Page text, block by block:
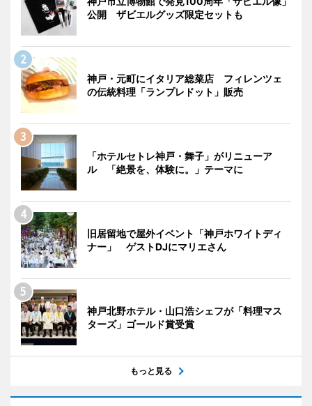
公開 ザビエルグッズ限定セットも
神戸・元町にイタリア総菜店 フィレンツェ
の伝統料理「ランプレドット」販売
「ホテルセトレ神戸・舞子」がリニューア
ル 「絶景を、体験に。」テーマに
旧居留地で屋外イベント「神戸ホワイトディ
ナー」 ゲストDJにマリエさん
神戸北野ホテル・山口浩シェフが「料理マス
ターズ」ゴールド賞受賞
もっと見る